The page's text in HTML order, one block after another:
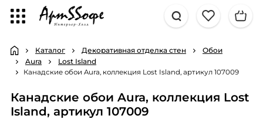
Каталог Декоративная отделка стен
Обои
Aura
Lost Island
Канадские обои Aura, коллекция Lost Island, артикул 107009
Канадские обои Aura, коллекция Lost
Island, артикул 107009